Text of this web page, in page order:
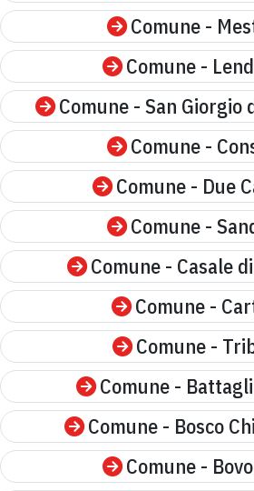
Comune -
Comune -
Comune - San Giorgio
Comune -
Comune - Due
Comune -
Comune - Casale
Comune -
Comune -
Comune -
Comune - Bosco
Comune -